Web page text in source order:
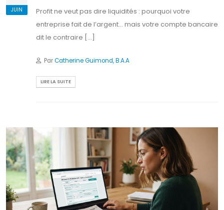
JUIN
Profit ne veut pas dire liquidités : pourquoi votre
entreprise fait de l’argent… mais votre compte bancaire
dit le contraire [...]
ParCatherine Guimond, B.A.A
LIRE LA SUITE